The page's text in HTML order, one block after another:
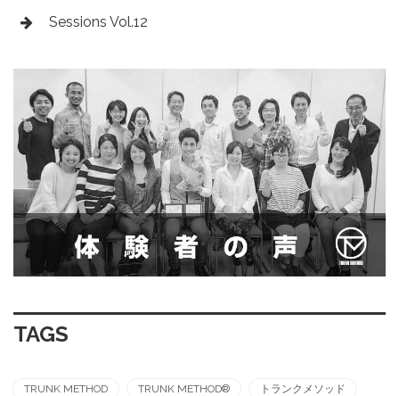
Sessions Vol.12
TAGS
TRUNK METHOD TRUNK METHOD®︎ トランクメソッド